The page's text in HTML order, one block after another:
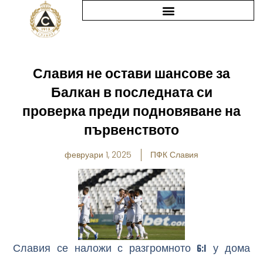
Славия не остави шансове за
Балкан в последната си
проверка преди подновяване на
първенството
февруари 1, 2025 ПФК Славия
Славия се наложи с разгромното 6:1 у дома